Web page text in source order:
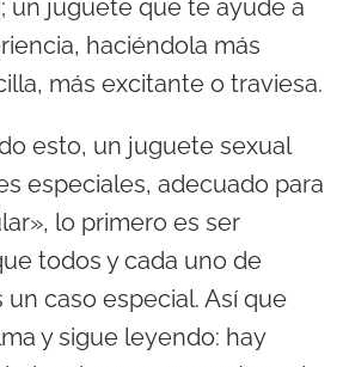
un juguete que te ayude a
haciéndola más
más excitante o traviesa.
esto, un juguete sexual
especiales, adecuado para
lo primero es ser
todos y cada uno de
caso especial. Así que
y sigue leyendo: hay